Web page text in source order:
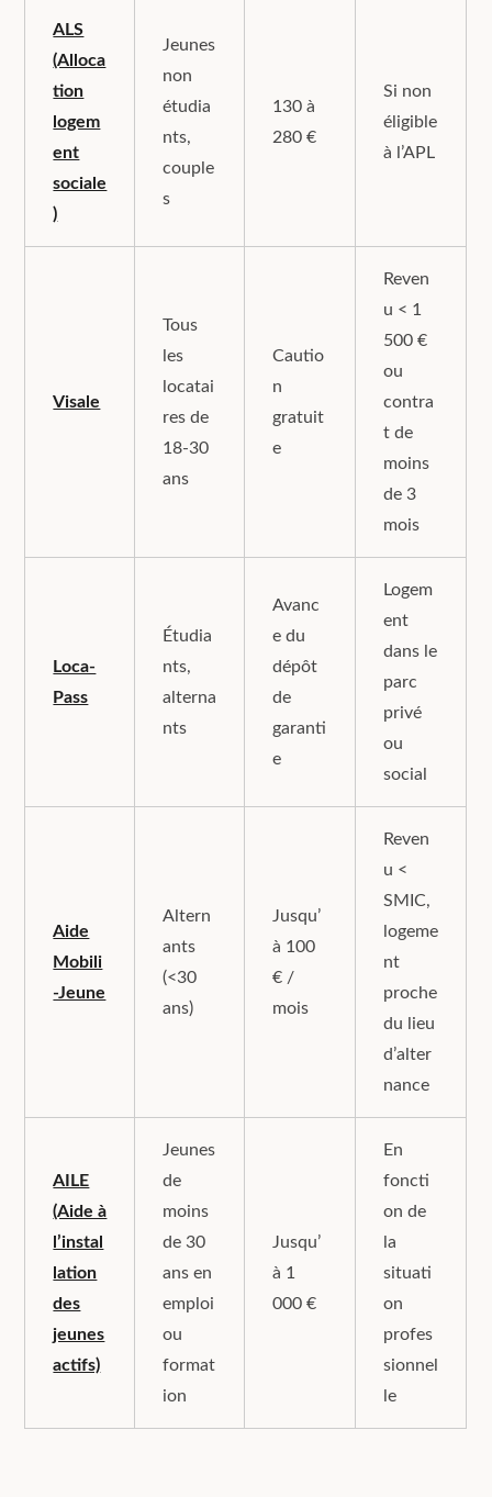
ALS
(Alloca
tion
logem
ent
sociale
)
Jeunes
non
étudia
nts,
couple
s
130 à
280 €
Si non
éligible
à l’APL
Visale
Tous
les
locatai
res de
18-30
ans
Cautio
n
gratuit
e
Reven
u < 1
500 €
ou
contra
t de
moins
de 3
mois
Loca-
Pass
Étudia
nts,
alterna
nts
Avanc
e du
dépôt
de
garanti
e
Logem
ent
dans le
parc
privé
ou
social
Aide
Mobili
-Jeune
Altern
ants
(<30
ans)
Jusqu’
à 100
€ /
mois
Reven
u <
SMIC,
logeme
nt
proche
du lieu
d’alter
nance
AILE
(Aide à
l’instal
lation
des
jeunes
actifs)
Jeunes
de
moins
de 30
ans en
emploi
ou
format
ion
Jusqu’
à 1
000 €
En
foncti
on de
la
situati
on
profes
sionnel
le